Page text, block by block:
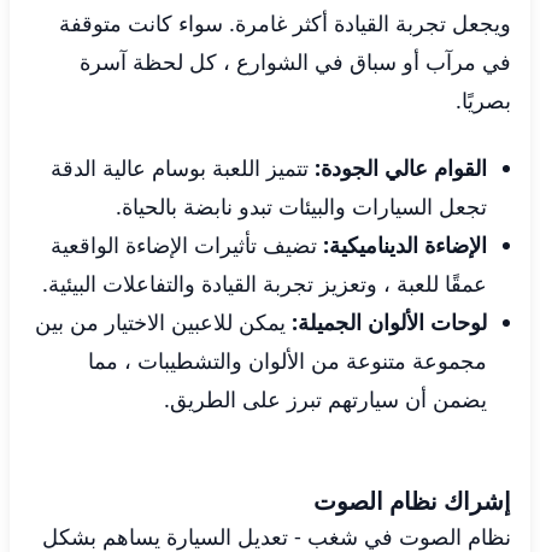
ويجعل تجربة القيادة أكثر غامرة. سواء كانت متوقفة
في مرآب أو سباق في الشوارع ، كل لحظة آسرة
بصريًا.
القوام عالي الجودة: تتميز اللعبة بوسام عالية الدقة
تجعل السيارات والبيئات تبدو نابضة بالحياة.
الإضاءة الديناميكية: تضيف تأثيرات الإضاءة الواقعية
عمقًا للعبة ، وتعزيز تجربة القيادة والتفاعلات البيئية.
لوحات الألوان الجميلة: يمكن للاعبين الاختيار من بين
مجموعة متنوعة من الألوان والتشطيبات ، مما
يضمن أن سيارتهم تبرز على الطريق.
إشراك نظام الصوت
نظام الصوت في شغب - تعديل السيارة يساهم بشكل